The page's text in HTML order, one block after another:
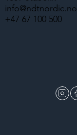
info@ndtnordic.no
+47 67 100 500